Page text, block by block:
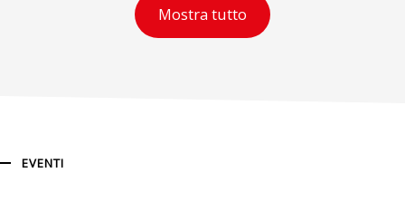
Mostra tutto
EVENTI